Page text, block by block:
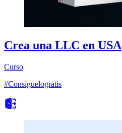
Crea una LLC en USA
Curso
#Consiguelogratis